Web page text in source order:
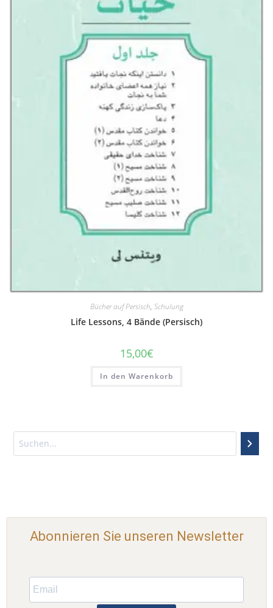
Bücher auf Persisch, Schulung
Life Lessons, 4 Bände (Persisch)
15,00€
In den Warenkorb
Abonnieren Sie unseren Newsletter